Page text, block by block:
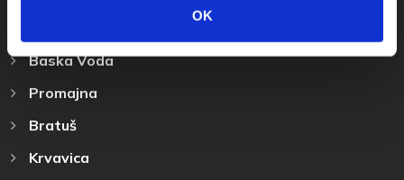
OK
Baska Voda
Promajna
Bratuš
Krvavica